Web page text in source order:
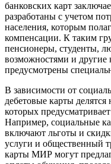
банковских карт
разработаны с учетом
населения, которым
компенсации. К таким
пенсионеры, студенты,
возможностями и другие
предусмотрены
В зависимости от
дебетовые карты
которых
Например, социальные
включают льготы и
услуги и общественный
карты МИР могут